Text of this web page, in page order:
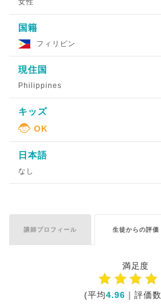
女性
国籍
フィリピン
現住国
Philippines
キッズ
日本語
なし
講師プロフィール 生徒からの評価
満足度
(平均4.96 ｜評価数